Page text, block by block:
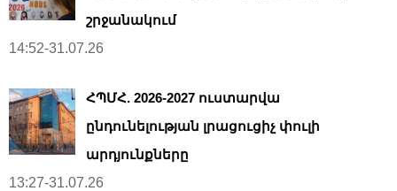
շրջանակում
14:52-31.07.26
ՀՊՄՀ. 2026-2027 ուստարվա
ընդունելության լրացուցիչ փուլի
արդյունքները
13:27-31.07.26